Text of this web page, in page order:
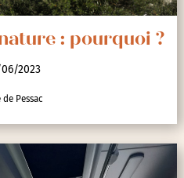
: pourquoi ?
2023
de Pessac